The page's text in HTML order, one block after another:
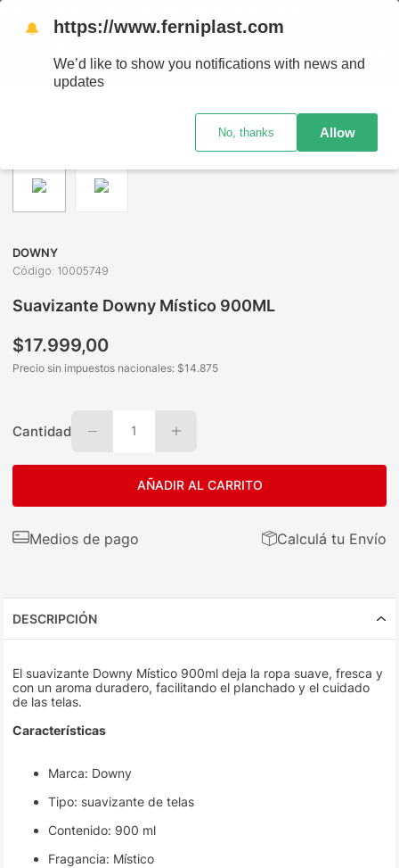
DOWNY
Código: 10005749
Suavizante Downy Místico 900ML
$17.999,00
Precio sin impuestos nacionales: $14.875
Cantidad 1
AÑADIR AL CARRITO
Medios de pago Calculá tu Envío
DESCRIPCIÓN
El suavizante Downy Místico 900ml deja la ropa suave, fresca y
con un aroma duradero, facilitando el planchado y el cuidado
de las telas.
Características
Marca: Downy
Tipo: suavizante de telas
Contenido: 900 ml
Fragancia: Místico
🔔 https://www.ferniplast.com
We’d like to show you notifications with news and
updates
No, thanks Allow